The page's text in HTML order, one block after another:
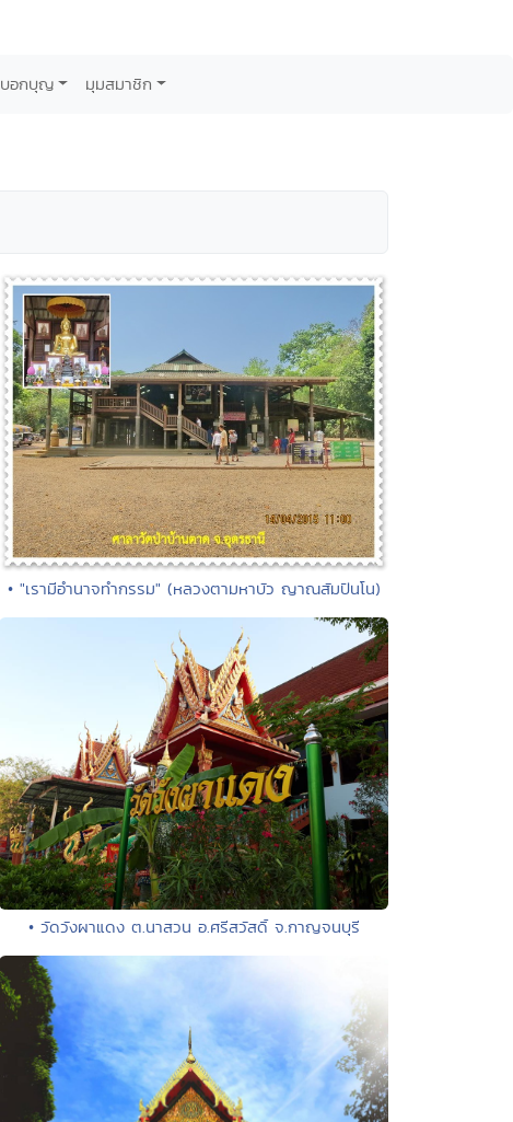
บอกบุญ มุมสมาชิก
• "เรามีอำนาจทำกรรม" (หลวงตามหาบัว ญาณสัมปันโน)
• วัดวังผาแดง ต.นาสวน อ.ศรีสวัสดิ์ จ.กาญจนบุรี